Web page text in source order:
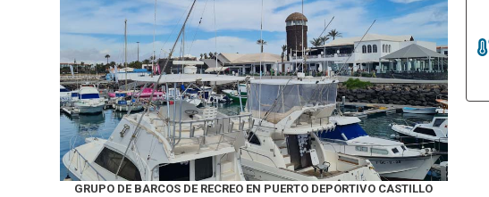
GRUPO DE BARCOS DE RECREO EN PUERTO DEPORTIVO CASTILLO